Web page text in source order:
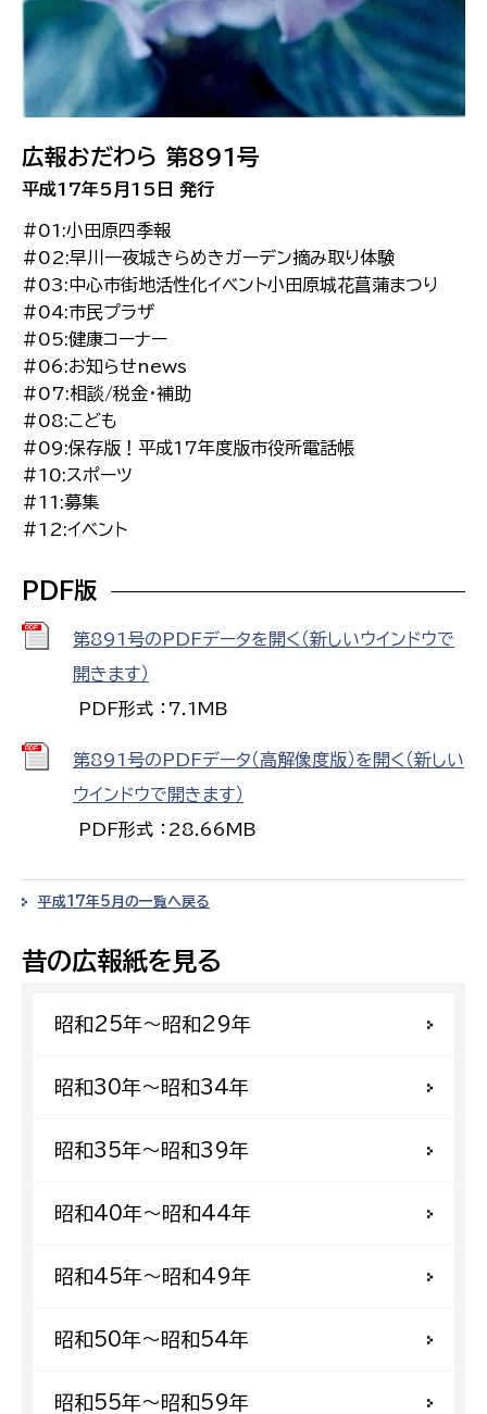
昔の広報紙を見る
昭和25年〜昭和29年
昭和30年〜昭和34年
昭和35年〜昭和39年
昭和40年〜昭和44年
昭和45年〜昭和49年
昭和50年〜昭和54年
昭和55年〜昭和59年
広報おだわら 第891号
平成17年5月15日 発行
#01:小田原四季報
#02:早川一夜城きらめきガーデン摘み取り体験
#03:中心市街地活性化イベント小田原城花菖蒲まつり
#04:市民プラザ
#05:健康コーナー
#06:お知らせnews
#07:相談/税金・補助
#08:こども
#09:保存版！平成17年度版市役所電話帳
#10:スポーツ
#11:募集
#12:イベント
PDF版
第891号のPDFデータを開く（新しいウインドウで
開きます）
PDF形式 ：7.1MB
第891号のPDFデータ（高解像度版）を開く（新しい
ウインドウで開きます）
PDF形式 ：28.66MB
平成17年5月の一覧へ戻る